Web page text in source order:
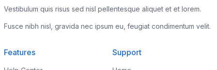
Vestibulum quis risus sed nisl pellentesque aliquet et et lorem.
Fusce nibh nisl, gravida nec ipsum eu, feugiat condimentum velit.
Features Support